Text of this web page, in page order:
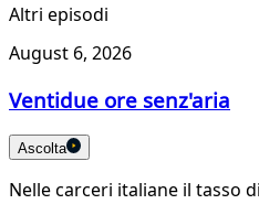
Altri episodi
August 6, 2026
Ventidue ore senz'aria
Ascolta
Nelle carceri italiane il tasso